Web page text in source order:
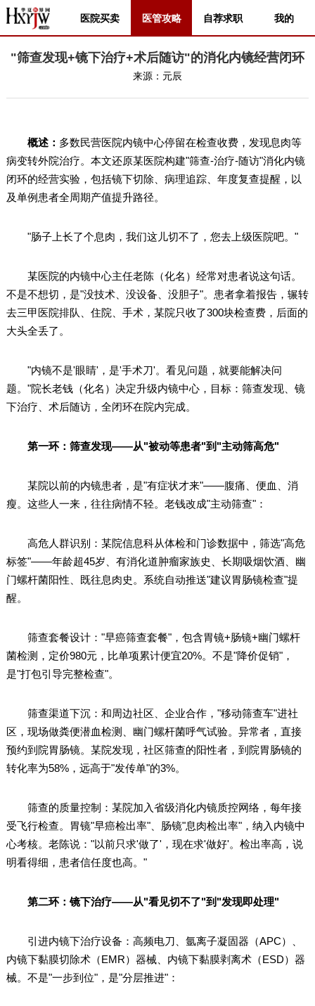
医院买卖 医管攻略 自荐求职 我的
"筛查发现+镜下治疗+术后随访"的消化内镜经营闭环
来源： 元辰
概述： 多数民营医院内镜中心停留在检查收费，发现息肉等
病变转外院治疗。本文还原某医院构建"筛查-治疗-随访"消化内镜
闭环的经营实验，包括镜下切除、病理追踪、年度复查提醒，以
及单例患者全周期产值提升路径。
"肠子上长了个息肉，我们这儿切不了，您去上级医院吧。"
某医院的内镜中心主任老陈（化名）经常对患者说这句话。
不是不想切，是"没技术、没设备、没胆子"。患者拿着报告，辗转
去三甲医院排队、住院、手术，某院只收了300块检查费，后面的
大头全丢了。
"内镜不是'眼睛'，是'手术刀'。看见问题，就要能解决问
题。"院长老钱（化名）决定升级内镜中心，目标：筛查发现、镜
下治疗、术后随访，全闭环在院内完成。
第一环：筛查发现——从"被动等患者"到"主动筛高危"
某院以前的内镜患者，是"有症状才来"——腹痛、便血、消
瘦。这些人一来，往往病情不轻。老钱改成"主动筛查"：
高危人群识别：某院信息科从体检和门诊数据中，筛选"高危
标签"——年龄超45岁、有消化道肿瘤家族史、长期吸烟饮酒、幽
门螺杆菌阳性、既往息肉史。系统自动推送"建议胃肠镜检查"提
醒。
筛查套餐设计："早癌筛查套餐"，包含胃镜+肠镜+幽门螺杆
菌检测，定价980元，比单项累计便宜20%。不是"降价促销"，
是"打包引导完整检查"。
筛查渠道下沉：和周边社区、企业合作，"移动筛查车"进社
区，现场做粪便潜血检测、幽门螺杆菌呼气试验。异常者，直接
预约到院胃肠镜。某院发现，社区筛查的阳性者，到院胃肠镜的
转化率为58%，远高于"发传单"的3%。
筛查的质量控制：某院加入省级消化内镜质控网络，每年接
受飞行检查。胃镜"早癌检出率"、肠镜"息肉检出率"，纳入内镜中
心考核。老陈说："以前只求'做了'，现在求'做好'。检出率高，说
明看得细，患者信任度也高。"
第二环：镜下治疗——从"看见切不了"到"发现即处理"
引进内镜下治疗设备：高频电刀、氩离子凝固器（APC）、
内镜下黏膜切除术（EMR）器械、内镜下黏膜剥离术（ESD）器
械。不是"一步到位"，是"分层推进"：